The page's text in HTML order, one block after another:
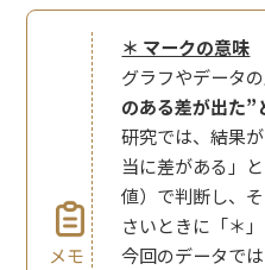
メモ
＊ マークの意味
グラフやデータ
のある差が出た”
研究では、結果
当に差がある」
値）で判断し、
さいときに「＊
今回のデータで